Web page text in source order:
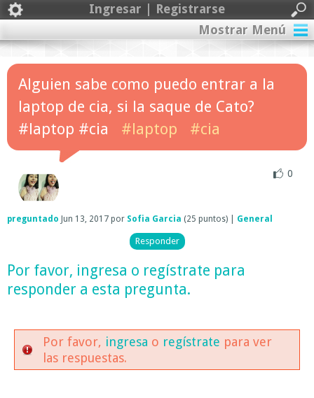
Ingresar | Registrarse
Mostrar Menú
Alguien sabe como puedo entrar a la
laptop de cia, si la saque de Cato?
#laptop #cia
#laptop #cia
0
preguntado Jun 13, 2017 por Sofia Garcia (25 puntos) General
Por favor, ingresa o regístrate para
responder a esta pregunta.
Por favor, ingresa o regístrate para ver
las respuestas.